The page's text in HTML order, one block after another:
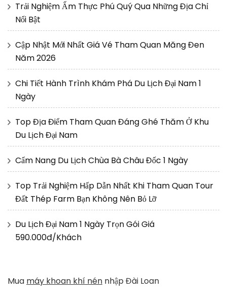
Trải Nghiệm Ẩm Thực Phú Quý Qua Những Địa Chỉ
Nổi Bật
Cập Nhật Mới Nhất Giá Vé Tham Quan Măng Đen
Năm 2026
Chi Tiết Hành Trình Khám Phá Du Lịch Đại Nam 1
Ngày
Top Địa Điểm Tham Quan Đáng Ghé Thăm Ở Khu
Du Lịch Đại Nam
Cẩm Nang Du Lịch Chùa Bà Châu Đốc 1 Ngày
Top Trải Nghiệm Hấp Dẫn Nhất Khi Tham Quan Tour
Đất Thép Farm Bạn Không Nên Bỏ Lỡ
Du Lịch Đại Nam 1 Ngày Trọn Gói Giá
590.000đ/Khách
Mua máy khoan khí nén nhập Đài Loan